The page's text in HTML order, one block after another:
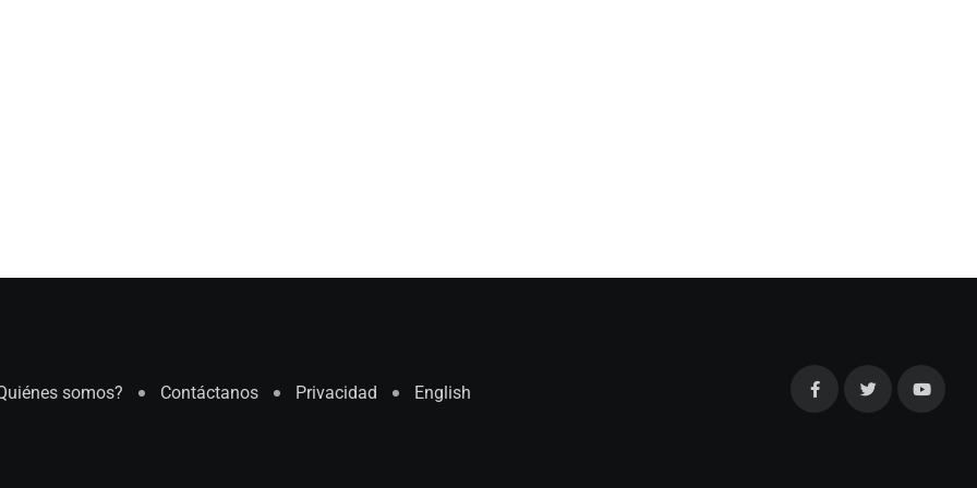
somos? Contáctanos Privacidad English